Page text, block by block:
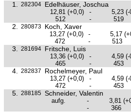
1. 282304 Edelhäuser, Joschua
12,81 (+0,0) - 5,23 (-
512
- 519
2. 280873 Koch, Xaver
13,27 (+0,0) - 5,17
472
- 513
3. 281694 Fritsche, Luis
13,36 (+0,0) - 4,59 (-
465
- 453
4. 282837 Rochelmeyer, Paul
13,27 (+0,0) - 4,59 (-
472
- 453
5. 288185 Schneider, Valentin
aufg. - 3,81
-
366